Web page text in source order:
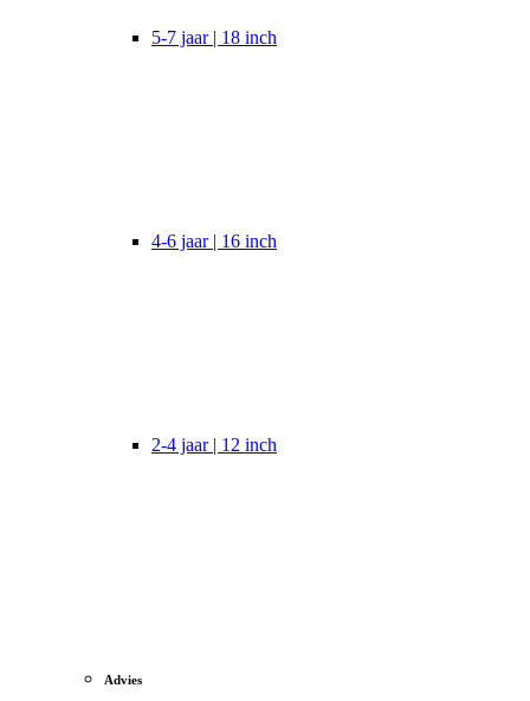
5-7 jaar | 18 inch
4-6 jaar | 16 inch
2-4 jaar | 12 inch
Advies